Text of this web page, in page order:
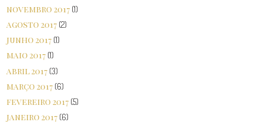
novembro 2017 (1)
agosto 2017 (2)
junho 2017 (1)
maio 2017 (1)
abril 2017 (3)
março 2017 (6)
fevereiro 2017 (5)
janeiro 2017 (6)